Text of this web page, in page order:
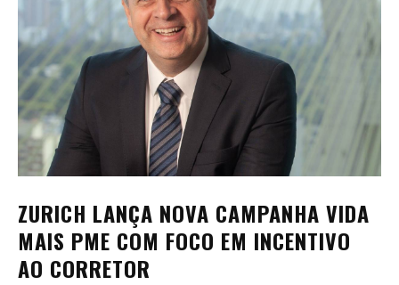
ZURICH LANÇA NOVA CAMPANHA VIDA
MAIS PME COM FOCO EM INCENTIVO
AO CORRETOR